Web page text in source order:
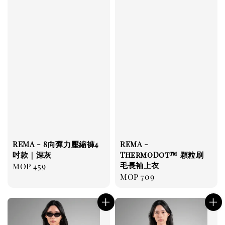
REMA - 8向彈力壓縮褲4
吋款｜深灰
Regular
MOP 459
REMA -
ThermoDot™ 顆粒刷
毛長袖上衣
Regular
MOP 709